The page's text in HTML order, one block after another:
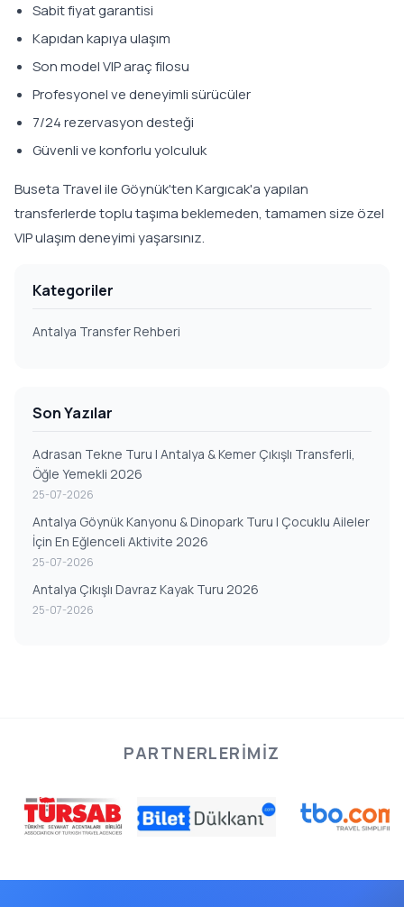
Sabit fiyat garantisi
Kapıdan kapıya ulaşım
Son model VIP araç filosu
Profesyonel ve deneyimli sürücüler
7/24 rezervasyon desteği
Güvenli ve konforlu yolculuk
Buseta Travel ile Göynük'ten Kargıcak'a yapılan
transferlerde toplu taşıma beklemeden, tamamen size özel
VIP ulaşım deneyimi yaşarsınız.
Kategoriler
Antalya Transfer Rehberi
Son Yazılar
Adrasan Tekne Turu | Antalya & Kemer Çıkışlı Transferli,
Öğle Yemekli 2026
25-07-2026
Antalya Göynük Kanyonu & Dinopark Turu | Çocuklu Aileler
İçin En Eğlenceli Aktivite 2026
25-07-2026
Antalya Çıkışlı Davraz Kayak Turu 2026
25-07-2026
PARTNERLERIMIZ